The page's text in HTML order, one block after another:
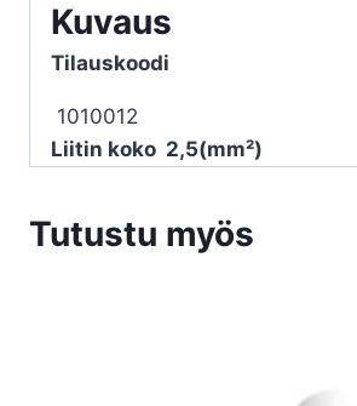
Kuvaus
Tilauskoodi
1010012
Liitin koko 2,5(mm²)
Tutustu myös